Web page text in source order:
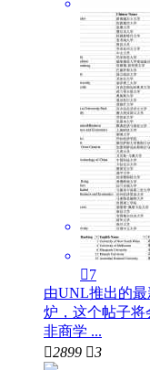
7
由UNL推出的
炉，这个帖子将
非商学 ...
2899 3